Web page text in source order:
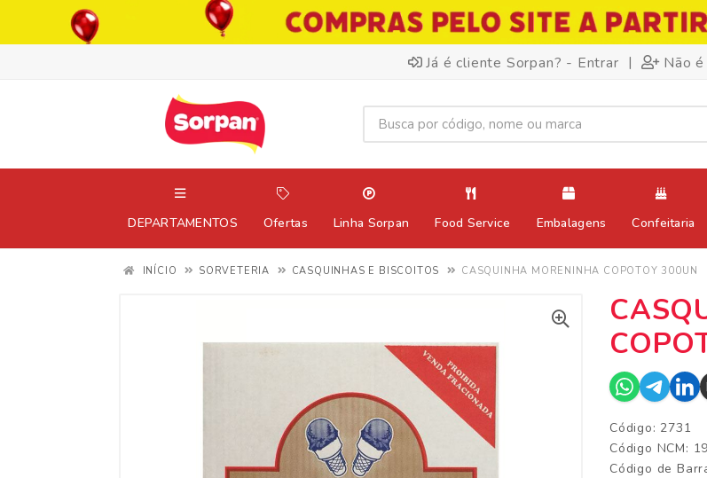
Já é cliente Sorpan? - Entrar | Não
DEPARTAMENTOS Ofertas Linha Sorpan Food Service Embalagens Confeitaria
INÍCIO SORVETERIA CASQUINHAS E BISCOITOS CASQUINHA MORENINHA COPOTOY 300UN
Código: 2731
Código NCM:
Código de